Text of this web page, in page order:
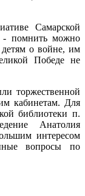
Самарской
- помнить можно
детям о войне, им
Победе не
торжественной
кабинетам. Для
библиотеки п.
Анатолия
интересом
вопросы по